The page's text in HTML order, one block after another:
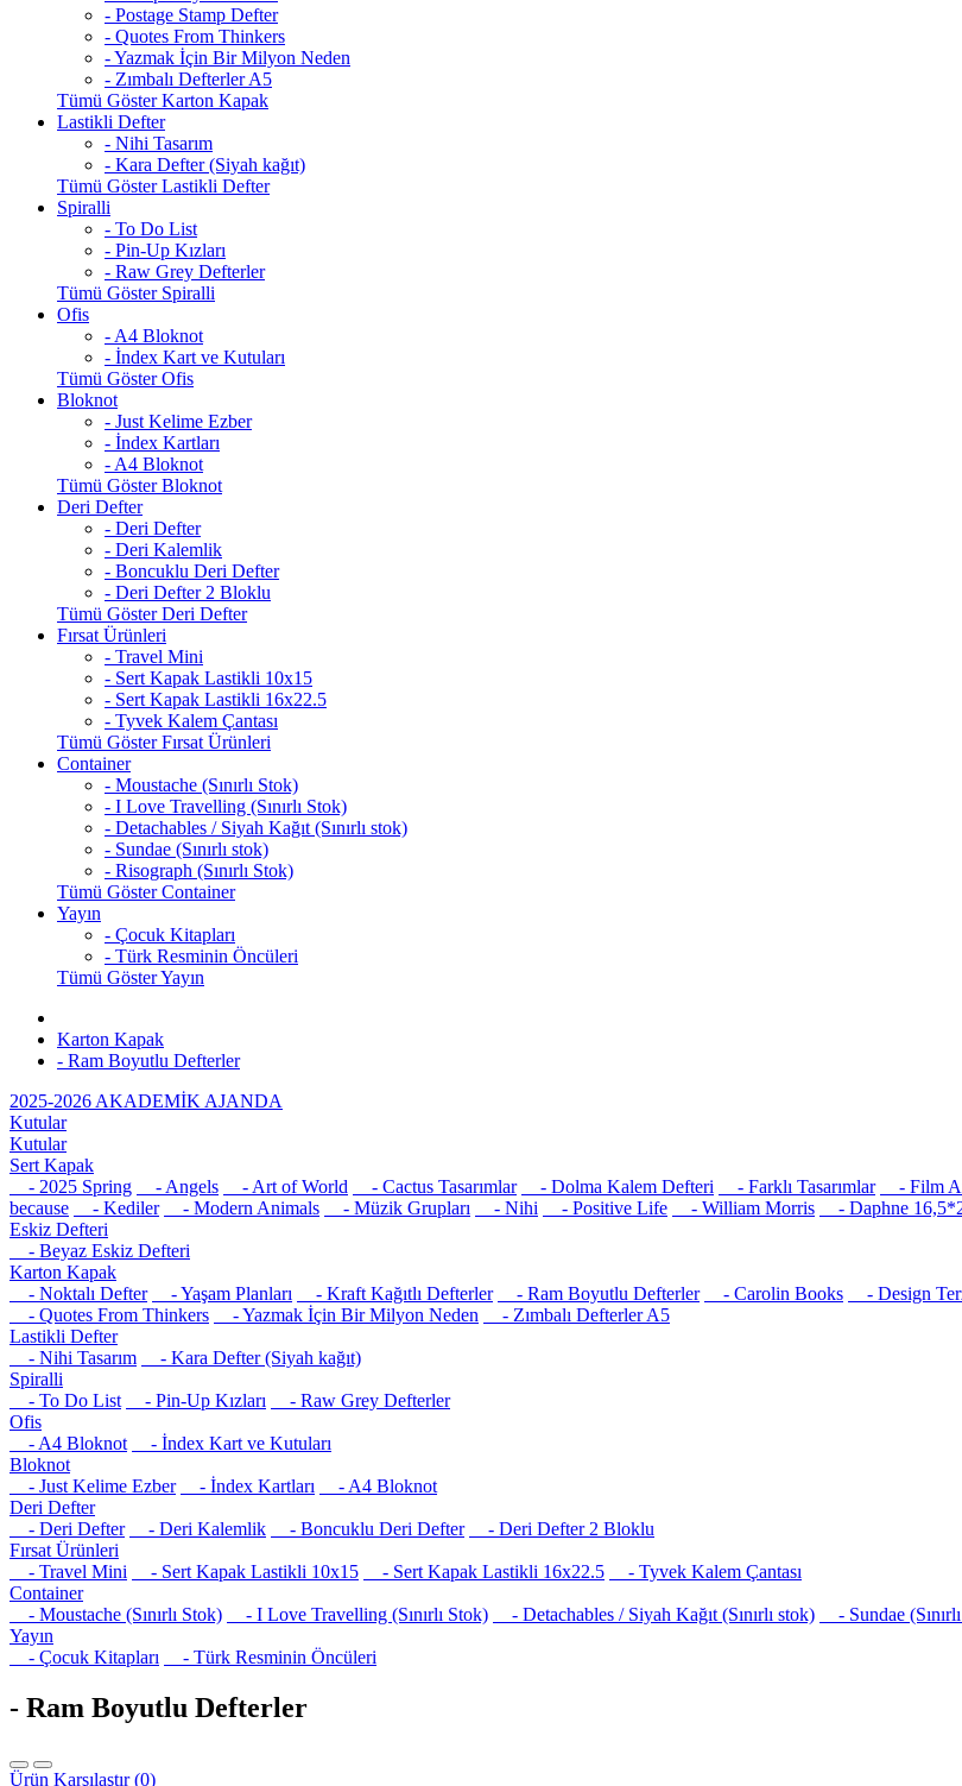
- Postage Stamp Defter
- Quotes From Thinkers
- Yazmak İçin Bir Milyon Neden
- Zımbalı Defterler A5
Tümü Göster Karton Kapak
Lastikli Defter
- Nihi Tasarım
- Kara Defter (Siyah kağıt)
Tümü Göster Lastikli Defter
Spiralli
- To Do List
- Pin-Up Kızları
- Raw Grey Defterler
Tümü Göster Spiralli
Ofis
- A4 Bloknot
- İndex Kart ve Kutuları
Tümü Göster Ofis
Bloknot
- Just Kelime Ezber
- İndex Kartları
- A4 Bloknot
Tümü Göster Bloknot
Deri Defter
- Deri Defter
- Deri Kalemlik
- Boncuklu Deri Defter
- Deri Defter 2 Bloklu
Tümü Göster Deri Defter
Fırsat Ürünleri
- Travel Mini
- Sert Kapak Lastikli 10x15
- Sert Kapak Lastikli 16x22.5
- Tyvek Kalem Çantası
Tümü Göster Fırsat Ürünleri
Container
- Moustache (Sınırlı Stok)
- I Love Travelling (Sınırlı Stok)
- Detachables / Siyah Kağıt (Sınırlı stok)
- Sundae (Sınırlı stok)
- Risograph (Sınırlı Stok)
Tümü Göster Container
Yayın
- Çocuk Kitapları
- Türk Resminin Öncüleri
Tümü Göster Yayın
Karton Kapak
- Ram Boyutlu Defterler
2025-2026 AKADEMİK AJANDA
Kutular
Kutular
Sert Kapak
- 2025 Spring
- Angels - Art of World - Cactus Tasarımlar - Dolma Kalem Defteri - Farklı Tasarımlar - Film
because
- Kediler - Modern Animals - Müzik Grupları - Nihi - Positive Life - William Morris - Daphne
Eskiz Defteri
- Beyaz Eskiz Defteri
Karton Kapak
- Noktalı Defter
- Yaşam Planları - Kraft Kağıtlı Defterler - Ram Boyutlu Defterler - Carolin Books - Design
- Quotes From Thinkers
- Yazmak İçin Bir Milyon Neden
- Zımbalı Defterler A5
Lastikli Defter
- Nihi Tasarım
- Kara Defter (Siyah kağıt)
Spiralli
- To Do List
- Pin-Up Kızları
- Raw Grey Defterler
Ofis
- A4 Bloknot
- İndex Kart ve Kutuları
Bloknot
- Just Kelime Ezber
- İndex Kartları
- A4 Bloknot
Deri Defter
- Deri Defter
- Deri Kalemlik - Boncuklu Deri Defter
- Deri Defter 2 Bloklu
Fırsat Ürünleri
- Travel Mini
- Sert Kapak Lastikli 10x15 - Sert Kapak Lastikli 16x22.5
- Tyvek Kalem Çantası
Container
- Moustache (Sınırlı Stok)
- I Love Travelling (Sınırlı Stok) - Detachables / Siyah Kağıt (Sınırlı stok) - Sundae
Yayın
- Çocuk Kitapları
- Türk Resminin Öncüleri
- Ram Boyutlu Defterler
Ürün Karşılaştır (0)